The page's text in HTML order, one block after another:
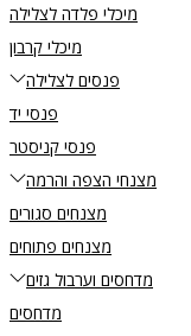
מיכלי פלדה לצלילה
מיכלי קרבון
פנסים לצלילה
פנסי יד
פנסי קניסטר
מצנחי הצפה והרמה
מצנחים סגורים
מצנחים פתוחים
מדחסים וערבול גזים
מדחסים